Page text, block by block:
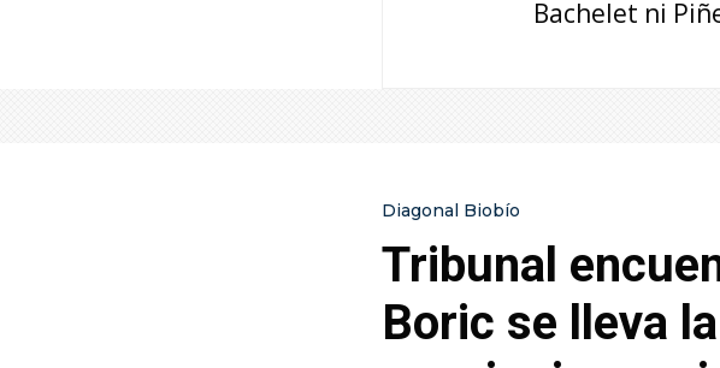
Bachelet ni
Diagonal Biobío
Tribunal
Boric se lleva